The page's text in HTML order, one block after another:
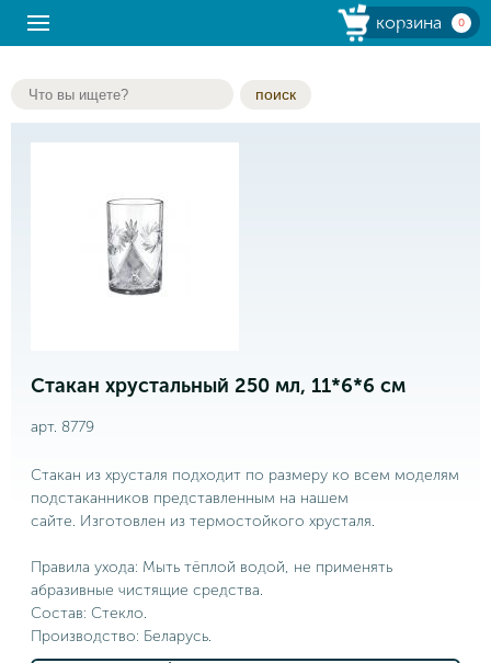
корзина 0
поиск
Стакан хрустальный 250 мл, 11*6*6 см
арт. 8779
Стакан из хрусталя подходит по размеру ко всем моделям
подстаканников представленным на нашем
сайте. Изготовлен из термостойкого хрусталя.
Правила ухода: Мыть тёплой водой, не применять
абразивные чистящие средства.
Состав: Стекло.
Производство: Беларусь.